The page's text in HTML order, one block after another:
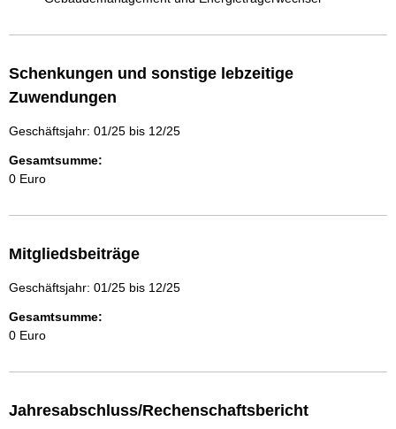
Schenkungen und sonstige lebzeitige
Zuwendungen
Geschäftsjahr: 01/25 bis 12/25
Gesamtsumme:
0 Euro
Mitgliedsbeiträge
Geschäftsjahr: 01/25 bis 12/25
Gesamtsumme:
0 Euro
Jahresabschluss/Rechenschaftsbericht